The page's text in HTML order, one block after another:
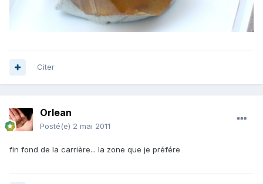
Citer
Orlean
Posté(e) 2 mai 2011
fin fond de la carrière... la zone que je préfére